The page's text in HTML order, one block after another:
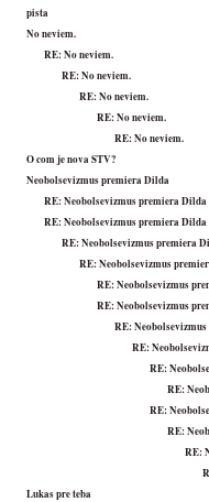
pista
No neviem.
RE: No neviem.
RE: No neviem.
RE: No neviem.
RE: No neviem.
RE: No neviem.
O com je nova STV?
Neobolsevizmus premiera Dilda
RE: Neobolsevizmus premiera Dilda
RE: Neobolsevizmus premiera Dilda
RE: Neobolsevizmus premiera
RE: Neobolsevizmus
RE: Neobolsevizmus
RE: Neobolsevizmus
RE:
RE:
RE:
RE:
RE:
RE:
RE:
Lukas pre teba